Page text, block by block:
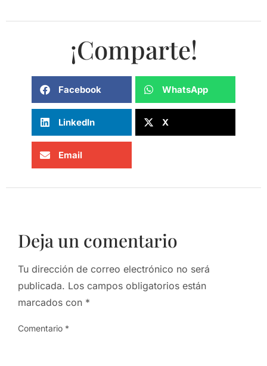
¡Comparte!
Facebook WhatsApp
LinkedIn X
Email
Deja un comentario
Tu dirección de correo electrónico no será
publicada. Los campos obligatorios están
marcados con *
Comentario *